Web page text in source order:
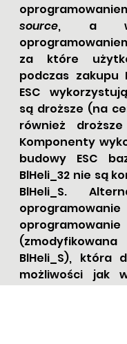
source, a
za które
podczas zakupu
ESC
są droższe (na
również
Komponenty
budowy ESC
BlHeli_32 nie są
BlHeli_S.
oprogramowanie
BlHeli_S), która
możliwości jak